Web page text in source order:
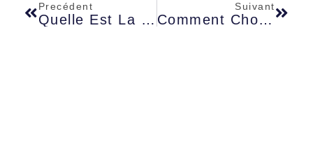
Precédent
Quelle Est La Différence Entre La Dyslexie Et La Dyspraxie ?
Suivant
Comment Choisir Sa Fillière Pour L’université ?